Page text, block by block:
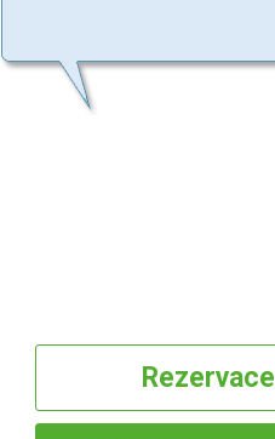
Rezervace